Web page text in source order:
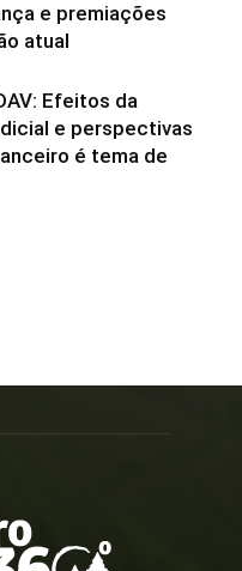
e premiações
atual
Efeitos da
e perspectivas
é tema de